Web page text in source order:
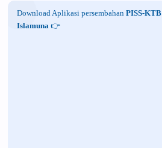
Download Aplikasi persembahan PISS-KTB
Islamuna 👉